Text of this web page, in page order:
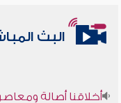
البث
أخلاقنا أصالة